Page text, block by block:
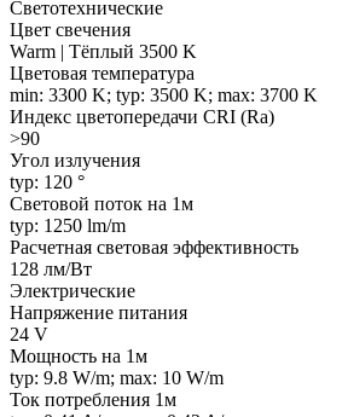
Светотехнические
Цвет свечения
Warm | Тёплый 3500 K
Цветовая температура
min: 3300 K; typ: 3500 K; max: 3700 K
Индекс цветопередачи CRI (Ra)
>90
Угол излучения
typ: 120 °
Световой поток на 1м
typ: 1250 lm/m
Расчетная световая эффективность
128 лм/Вт
Электрические
Напряжение питания
24 V
Мощность на 1м
typ: 9.8 W/m; max: 10 W/m
Ток потребления 1м